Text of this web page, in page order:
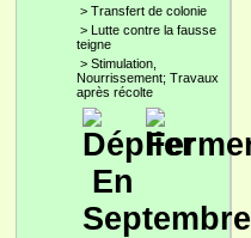
> Transfert de colonie
> Lutte contre la fausse
teigne
> Stimulation,
Nourrissement; Travaux
après récolte
En
Septembre